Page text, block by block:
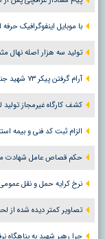
با موبایل اینفوگرافیک
تولید سه هزار اصله نهال
آرام گرفتن پیکر ۷۳ شهید جنگ تحمیلی در جوار امامزادگان استان البرز
کشف کارگاه غیرمجاز
الزام ثبت کد فنی و بیمه
حکم قصاص عامل شهادت
نرخ کرایه حمل و نقل
تصاویر کمتر دیده شده از